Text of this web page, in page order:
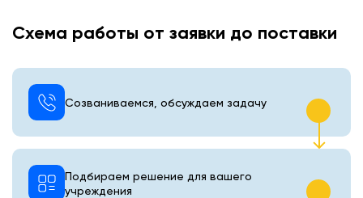
Схема работы от заявки до поставки
Созваниваемся, обсуждаем задачу
Подбираем решение для вашего
учреждения